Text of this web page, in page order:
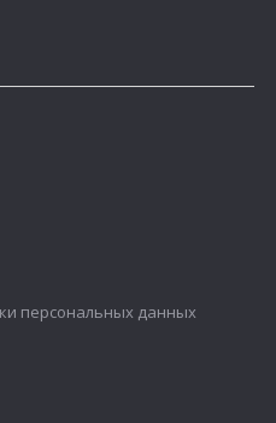
персональных данных